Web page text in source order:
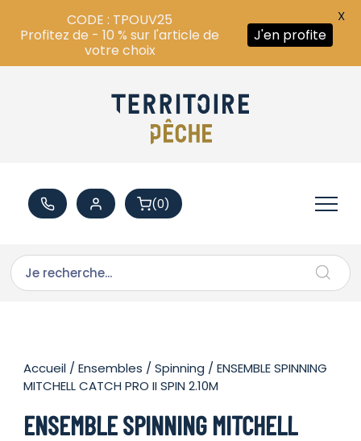
(0)
Accueil /Ensembles /Spinning / ENSEMBLE SPINNING
MITCHELL CATCH PRO II SPIN 2.10M
ENSEMBLE SPINNING MITCHELL
CODE : TPOUV25
Profitez de - 10 % sur l'article de
votre choix
J'en profite
X